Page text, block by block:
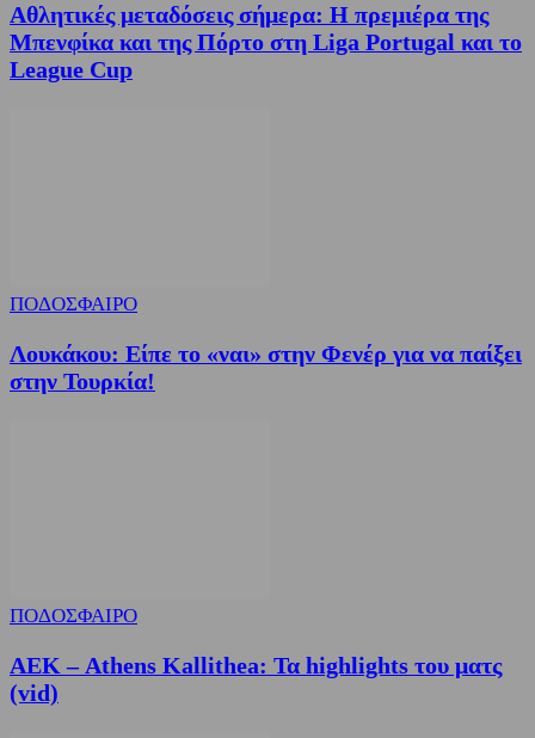
Αθλητικές μεταδόσεις σήμερα: Η πρεμιέρα της
Μπενφίκα και της Πόρτο στη Liga Portugal και το
League Cup
ΠΟΔΟΣΦΑΙΡΟ
Λουκάκου: Είπε το «ναι» στην Φενέρ για να παίξει
στην Τουρκία!
ΠΟΔΟΣΦΑΙΡΟ
ΑΕΚ – Athens Kallithea: Τα highlights του ματς
(vid)